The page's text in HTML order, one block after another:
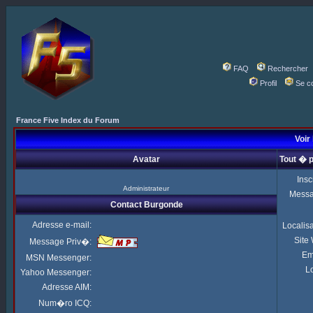
FAQ
Rechercher
Profil
Se
France Five Index du Forum
Voir
Avatar Tout �
Administrateur
Site
Contact Burgonde
Adresse e-mail:
Message Priv�:
MSN Messenger:
Yahoo Messenger:
Adresse AIM:
Num�ro ICQ: